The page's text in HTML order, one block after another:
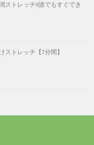
ストレッチ!!誰でもすぐでき
ストレッチ【7分間】